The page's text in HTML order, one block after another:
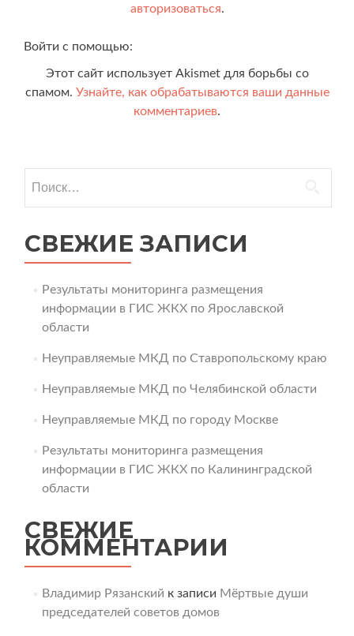
авторизоваться.
Войти с помощью:
Этот сайт использует Akismet для борьбы со
спамом. Узнайте, как обрабатываются ваши данные
комментариев.
СВЕЖИЕ ЗАПИСИ
Результаты мониторинга размещения
информации в ГИС ЖКХ по Ярославской
области
Неуправляемые МКД по Ставропольскому краю
Неуправляемые МКД по Челябинской области
Неуправляемые МКД по городу Москве
Результаты мониторинга размещения
информации в ГИС ЖКХ по Калининградской
области
СВЕЖИЕ
КОММЕНТАРИИ
Владимир Рязанский к записи Мёртвые души
председателей советов домов